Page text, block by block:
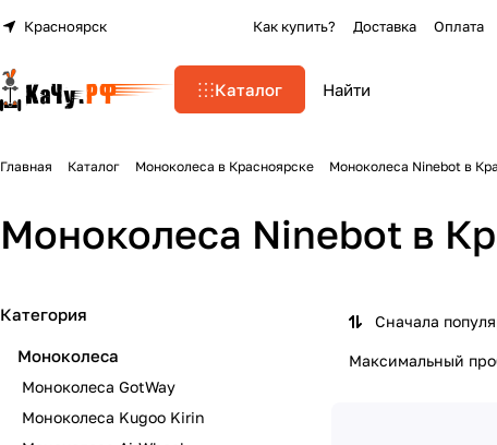
Красноярск Как купить? Доставка Оплата
Каталог
Главная Каталог Моноколеса в Красноярске Моноколеса Ninebot в
Моноколеса Ninebot в
Сначала
Максимальный
Категория
Моноколеса
Моноколеса GotWay
Моноколеса Kugoo Kirin